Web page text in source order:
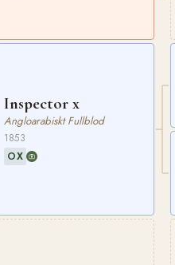
Inspector x
Angloarabiskt Fullblod
1853
OX